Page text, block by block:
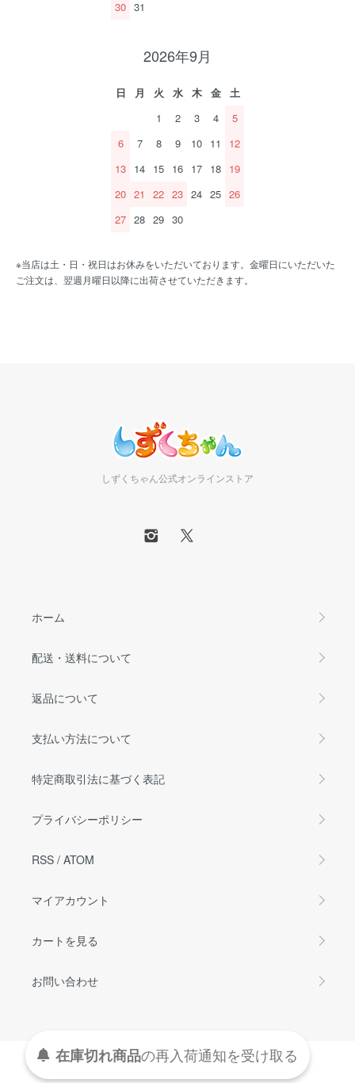
30 31
2026年9月
日 月 火 水 木 金
土
1
2 3 4
5
6
7 8 9 10 11
12
13 14 15 16 17 18 19
20 21 22 23 24 25 26
27 28 29 30
※当店は土・日・祝日はお休みをいただいております。金曜日にいただいた
ご注文は、翌週月曜日以降に出荷させていただきます。
しずくちゃん公式オンラインストア
ホーム
配送・送料について
返品について
支払い方法について
特定商取引法に基づく表記
プライバシーポリシー
RSS / ATOM
マイアカウント
カートを見る
お問い合わせ
Copyright © Q-LiA, All Rights Reserved.
在庫切れ商品の再入荷通知を受け取る